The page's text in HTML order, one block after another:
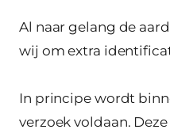
Al naar gelang de
wij om extra
In principe wordt
verzoek voldaan.